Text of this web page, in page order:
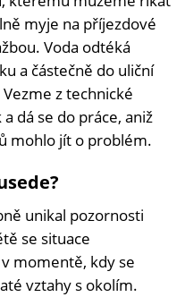
myje na příjezdové
Voda odtéká
a částečně do uliční
z technické
dá se do práce, aniž
mohlo jít o problém.
unikal pozornosti
se situace
momentě, kdy se
vztahy s okolím.